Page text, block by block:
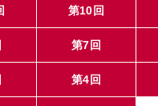
第10回
第7回
第4回